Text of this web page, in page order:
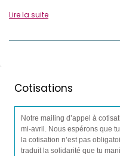
Lire la suite
Cotisations
Notre mailing d’appel à
mi-avril. Nous espérons que
la cotisation n’est pas
traduit la solidarité que tu